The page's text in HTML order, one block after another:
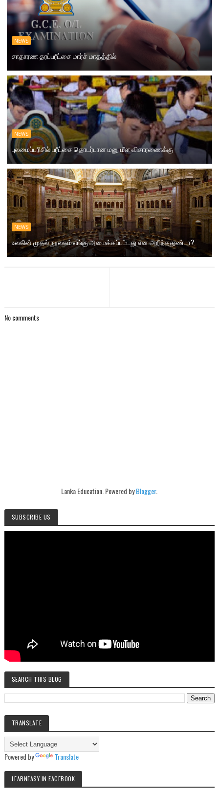
NEWS
சாதாரண தரப்பரீட்சை மார்ச் மாதத்தில்
NEWS
புலமைப்பரிசில் பரீட்சை தொடர்பான மனு மீள விசாரணைக்கு
NEWS
உலகின் முதல் நூலகம் எங்கு அமைக்கப்பட்டது என அறிந்ததுண்டா?
No comments
Lanka Education. Powered byBlogger.
SUBSCRIBE US
SEARCH THIS BLOG
TRANSLATE
Powered by Translate
LEARNEASY IN FACEBOOK